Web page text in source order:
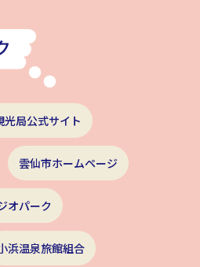
光局公式サイト
雲仙市ホームページ
オパーク
浜温泉旅館組合